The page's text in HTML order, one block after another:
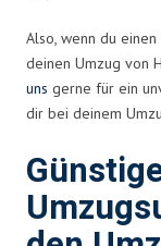
Also, wenn du
deinen Umzug von
uns gerne für ein
dir bei deinem